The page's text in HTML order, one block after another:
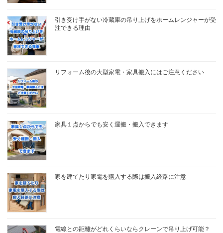
引き受け手がない冷蔵庫の吊り上げをホームレンジャーが受
注できる理由
リフォーム後の大型家電・家具搬入にはご注意ください
家具１点からでも安く運搬・搬入できます
家を建てたり家電を購入する際は搬入経路に注意
電線との距離がどれくらいならクレーンで吊り上げ可能？